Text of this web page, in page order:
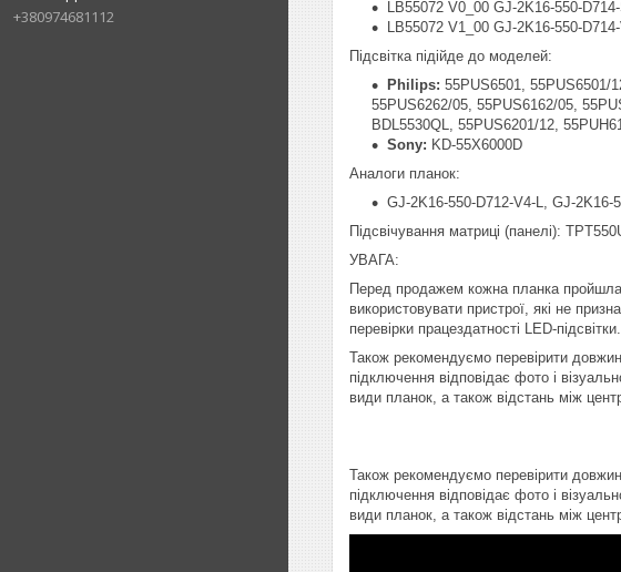
+380974681112
LB55072 V0_00 GJ-2K16-550-D714-
LB55072 V1_00 GJ-2K16-550-
Підсвітка підійде до моделей:
Philips: 55PUS6501, 55PUS6501/
55PUS6262/05, 55PUS6162/05,
BDL5530QL, 55PUS6201/12,
Sony: KD-55X6000D
Аналоги планок:
GJ-2K16-550-D712-V4-L, GJ-2K16-
Підсвічування матриці (панелі):
УВАГА:
Перед продажем кожна планка пройшла
використовувати пристрої, які не
перевірки працездатності LED-підсвітки.
Також рекомендуємо перевірити
підключення відповідає фото і
види планок, а також відстань між
Також рекомендуємо перевірити
підключення відповідає фото і
види планок, а також відстань між